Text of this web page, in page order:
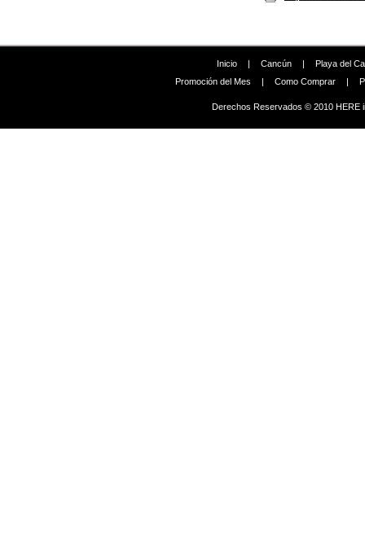
Inicio | Cancún |
Playa del
Promoción del Mes
| Como Comprar |
Derechos Reservados © 2010 HERE